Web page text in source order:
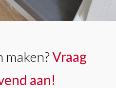
Vraag
aan!